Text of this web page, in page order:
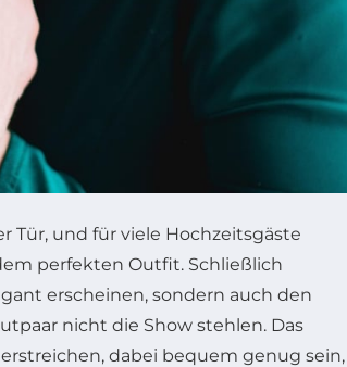
Tür, und für viele Hochzeitsgäste
perfekten Outfit. Schließlich
erscheinen, sondern auch den
nicht die Show stehlen. Das
dabei bequem genug sein,